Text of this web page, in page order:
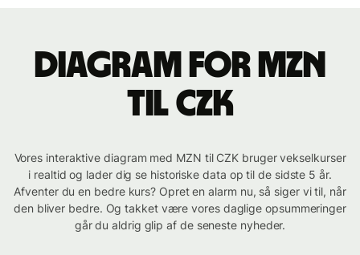
Diagram for MZN
til CZK
Vores interaktive diagram med MZN til CZK bruger vekselkurser
i realtid og lader dig se historiske data op til de sidste 5 år.
Afventer du en bedre kurs? Opret en alarm nu, så siger vi til, når
den bliver bedre. Og takket være vores daglige opsummeringer
går du aldrig glip af de seneste nyheder.